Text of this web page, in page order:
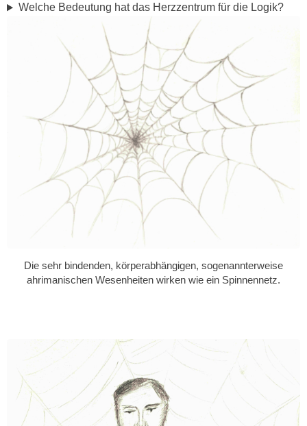
Welche Bedeutung hat das Herzzentrum für die Logik?
Die sehr bindenden, körperabhängigen, sogenannterweise
ahrimanischen Wesenheiten wirken wie ein Spinnennetz.